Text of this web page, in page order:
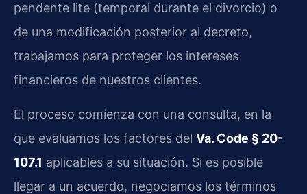
pendente lite (temporal durante el divorcio) o
de una modificación posterior al decreto,
trabajamos para proteger los intereses
financieros de nuestros clientes.
El proceso comienza con una consulta, en la
que evaluamos los factores del Va. Code § 20-
107.1 aplicables a su situación. Si es posible
llegar a un acuerdo, negociamos los términos